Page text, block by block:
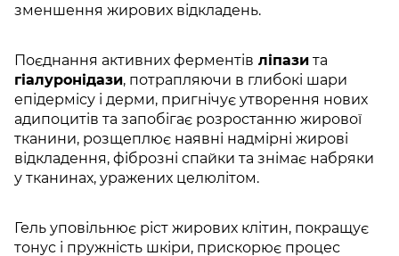
зменшення жирових відкладень.
Поєднання активних ферментів ліпази та
гіалуронідази, потрапляючи в глибокі шари
епідермісу і дерми, пригнічує утворення нових
адипоцитів та запобігає розростанню жирової
тканини, розщеплює наявні надмірні жирові
відкладення, фіброзні спайки та знімає набряки
у тканинах, уражених целюлітом.
Гель уповільнює ріст жирових клітин, покращує
тонус і пружність шкіри, прискорює процес